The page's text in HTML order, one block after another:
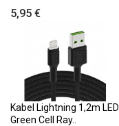
5,95 €
Kabel Lightning 1,2m LED
Green Cell Ray..